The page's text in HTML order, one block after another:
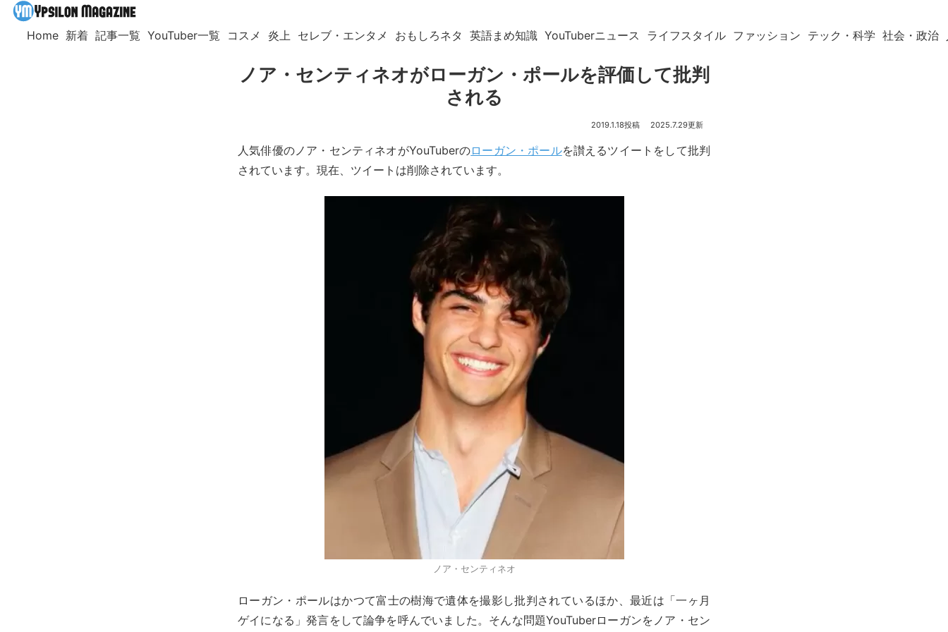
Home 新着 記事一覧 YouTuber一覧 コスメ 炎上 セレブ・エンタメ おもしろネタ 英語まめ知識 YouTuberニュース ライフスタイル ファッション テック・科学 社会・政治
ノア・センティネオがローガン・ポールを評価して批判
される
2019.1.18 2025.7.29
人気俳優のノア・センティネオがYouTuberのローガン・ポールを讃えるツイートをして批判
されています。現在、ツイートは削除されています。
ノア・センティネオ
ローガン・ポールはかつて富士の樹海で遺体を撮影し批判されているほか、最近は「一ヶ月
ゲイになる」発言をして論争を呼んでいました。そんな問題YouTuberローガンをノア・セン